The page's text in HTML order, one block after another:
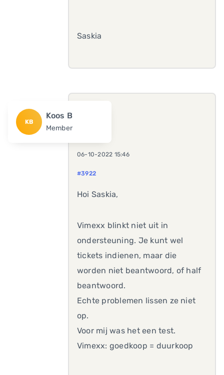
Saskia
KB
Koos B
Member
06-10-2022 15:46
#3922
Hoi Saskia,
Vimexx blinkt niet uit in
ondersteuning. Je kunt wel
tickets indienen, maar die
worden niet beantwoord, of half
beantwoord.
Echte problemen lissen ze niet
op.
Voor mij was het een test.
Vimexx: goedkoop = duurkoop